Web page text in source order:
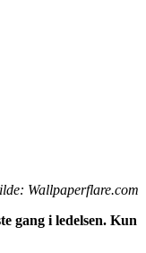
Wallpaperflare.com
gang i ledelsen. Kun